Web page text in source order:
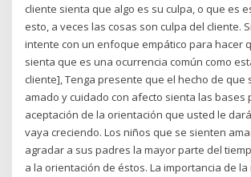
cliente sienta que algo es su culpa, o que es
esto, a veces las cosas son culpa del cliente.
intente con un enfoque empático para hacer
sienta que es una ocurrencia común como
cliente], Tenga presente que el hecho de que
amado y cuidado con afecto sienta las bases
aceptación de la orientación que usted le
vaya creciendo. Los niños que se sienten
agradar a sus padres la mayor parte del
a la orientación de éstos. La importancia de la